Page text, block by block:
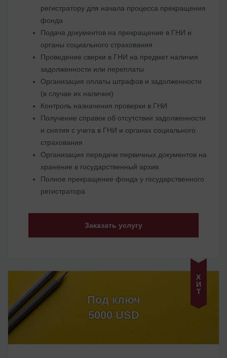
регистратору для начала процесса прекращения
фонда
Подача документов на прекращение в ГНИ и
органы социального страхования
Проведение сверки в ГНИ на предмет наличия
задолженности или переплаты
Организация оплаты штрафов и задолженности
(в случае их наличия)
Контроль назначения проверки в ГНИ
Получение справок об отсутствии задолженности
и снятия с учета в ГНИ и органах социального
страхования
Организация передачи первичных документов на
хранение в государственный архив
Полное прекращение фонда у государственного
регистратора
Заказать услугу
ХИТ
Под ключ
5000 USD